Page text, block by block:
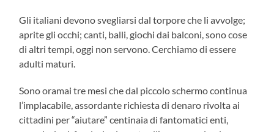
Gli italiani devono svegliarsi dal torpore che li avvolge;
aprite gli occhi; canti, balli, giochi dai balconi, sono cose
di altri tempi, oggi non servono. Cerchiamo di essere
adulti maturi.
Sono oramai tre mesi che dal piccolo schermo continua
l’implacabile, assordante richiesta di denaro rivolta ai
cittadini per “aiutare” centinaia di fantomatici enti,